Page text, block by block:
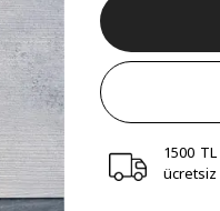
1500